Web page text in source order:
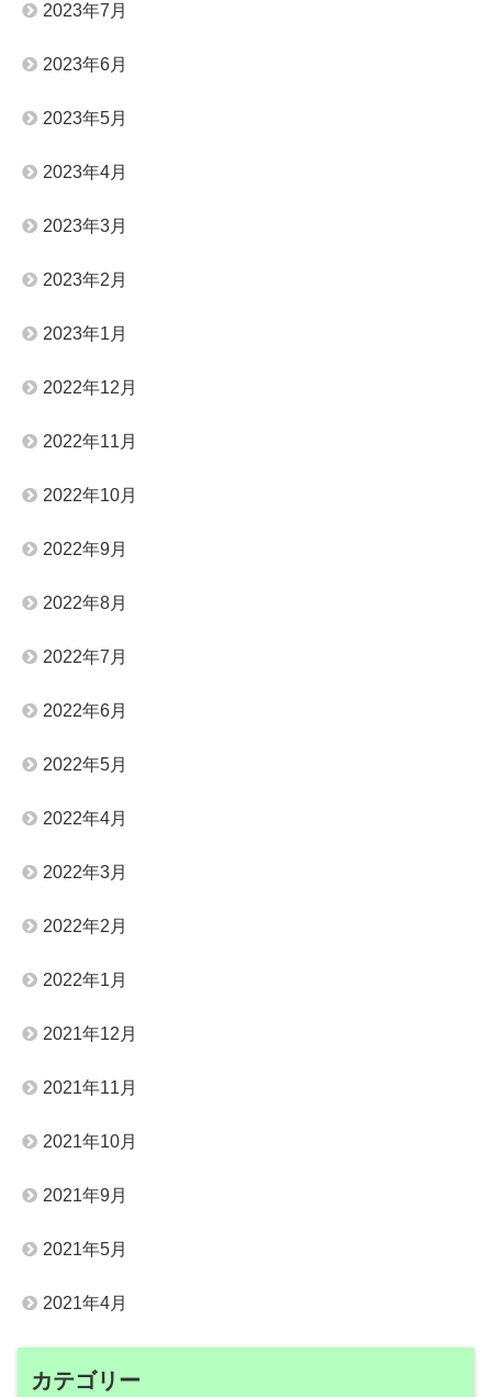
2023年7月
2023年6月
2023年5月
2023年4月
2023年3月
2023年2月
2023年1月
2022年12月
2022年11月
2022年10月
2022年9月
2022年8月
2022年7月
2022年6月
2022年5月
2022年4月
2022年3月
2022年2月
2022年1月
2021年12月
2021年11月
2021年10月
2021年9月
2021年5月
2021年4月
カテゴリー